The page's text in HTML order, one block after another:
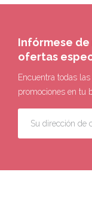
Infórmese
ofertas
Encuentra todas
promociones en tu